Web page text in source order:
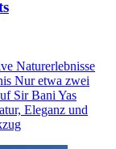
Naturerlebnisse
Nur etwa zwei
Sir Bani Yas
Eleganz und